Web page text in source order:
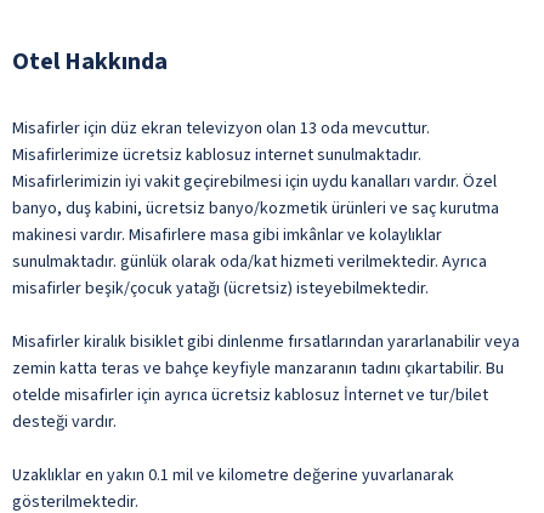
Otel Hakkında
Misafirler için düz ekran televizyon olan 13 oda mevcuttur.
Misafirlerimize ücretsiz kablosuz internet sunulmaktadır.
Misafirlerimizin iyi vakit geçirebilmesi için uydu kanalları vardır. Özel
banyo, duş kabini, ücretsiz banyo/kozmetik ürünleri ve saç kurutma
makinesi vardır. Misafirlere masa gibi imkânlar ve kolaylıklar
sunulmaktadır. günlük olarak oda/kat hizmeti verilmektedir. Ayrıca
misafirler beşik/çocuk yatağı (ücretsiz) isteyebilmektedir.
Misafirler kiralık bisiklet gibi dinlenme fırsatlarından yararlanabilir veya
zemin katta teras ve bahçe keyfiyle manzaranın tadını çıkartabilir. Bu
otelde misafirler için ayrıca ücretsiz kablosuz İnternet ve tur/bilet
desteği vardır.
Uzaklıklar en yakın 0.1 mil ve kilometre değerine yuvarlanarak
gösterilmektedir.